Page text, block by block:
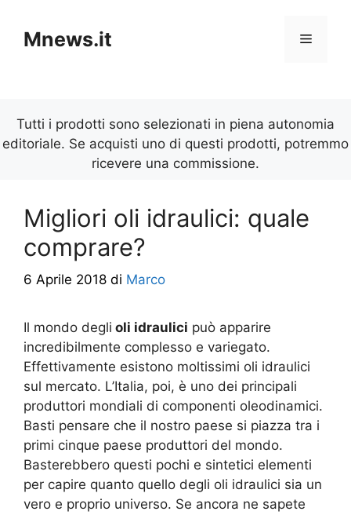
contenuto
Mnews.it Menu
Tutti i prodotti sono selezionati in piena autonomia
editoriale. Se acquisti uno di questi prodotti, potremmo
ricevere una commissione.
Migliori oli idraulici: quale
comprare?
6 Aprile 2018 di Marco
Il mondo degli oli idraulici può apparire
incredibilmente complesso e variegato.
Effettivamente esistono moltissimi oli idraulici
sul mercato. L’Italia, poi, è uno dei principali
produttori mondiali di componenti oleodinamici.
Basti pensare che il nostro paese si piazza tra i
primi cinque paese produttori del mondo.
Basterebbero questi pochi e sintetici elementi
per capire quanto quello degli oli idraulici sia un
vero e proprio universo. Se ancora ne sapete